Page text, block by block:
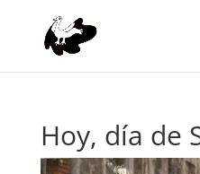
Hoy, día de